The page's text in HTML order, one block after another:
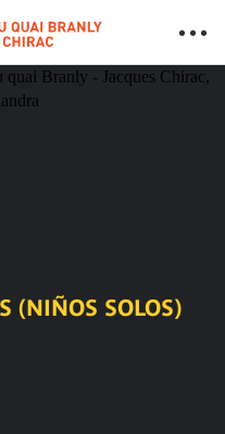
(NIÑOS SOLOS)